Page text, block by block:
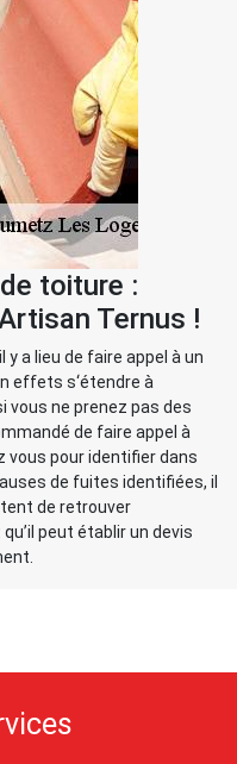
toiture :
Ternus !
a lieu de faire appel à un
effets s‘étendre à
vous ne prenez pas des
de faire appel à
vous pour identifier dans
de fuites identifiées, il
de retrouver
peut établir un devis